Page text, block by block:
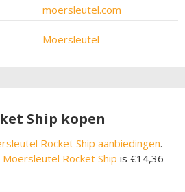
moersleutel.com
Moersleutel
Ship kopen
Rocket Ship aanbiedingen.
Rocket Ship is €14,36